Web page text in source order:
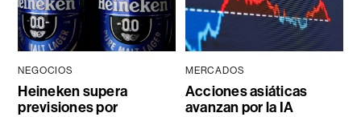
NEGOCIOS
Heineken supera
previsiones por
MERCADOS
Acciones asiáticas
avanzan por la IA